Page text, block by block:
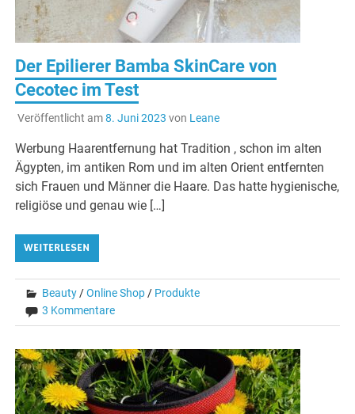
Der Epilierer Bamba SkinCare von
Cecotec im Test
Veröffentlicht am8. Juni 2023 von Leane
Werbung Haarentfernung hat Tradition , schon im alten
Ägypten, im antiken Rom und im alten Orient entfernten
sich Frauen und Männer die Haare. Das hatte hygienische,
religiöse und genau wie […]
WEITERLESEN
Beauty /Online Shop / Produkte
3 Kommentare